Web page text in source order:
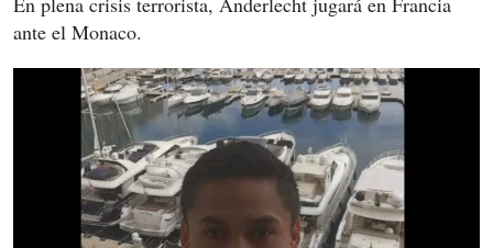
ante el Monaco.